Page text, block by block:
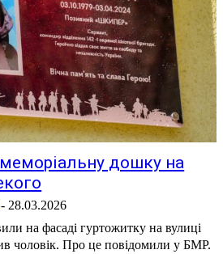
дошку на
- 28.03.2026
на фасаді гуртожитку на вулиці
чоловік. Про це повідомили у БМР.